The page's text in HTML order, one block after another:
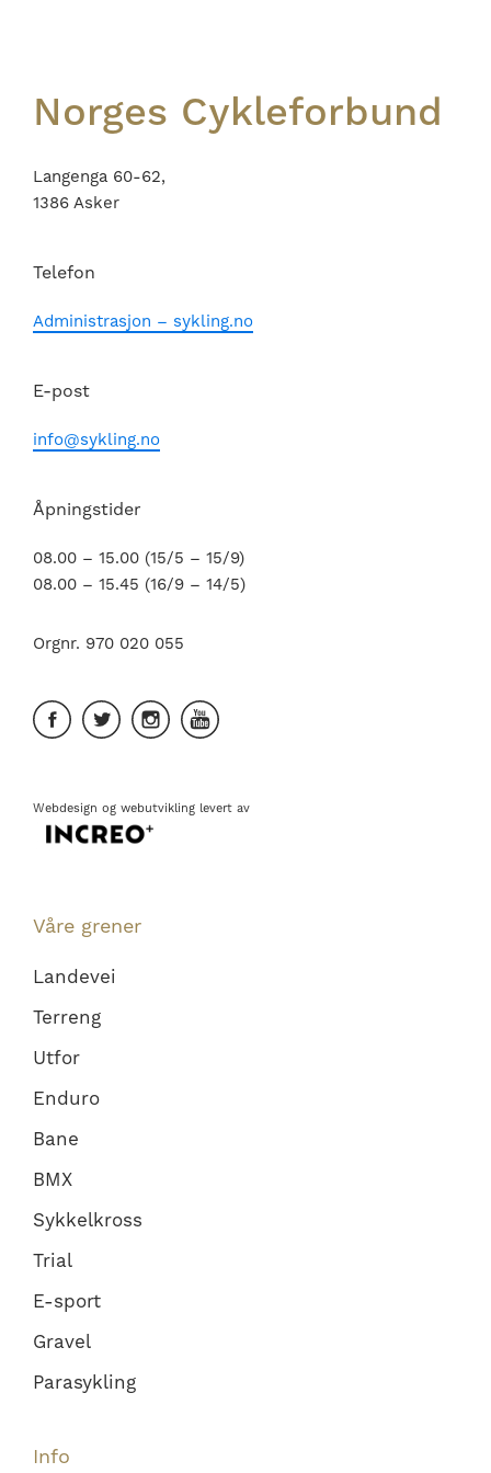
Norges Cykleforbund
Langenga 60-62,
1386 Asker
Telefon
Administrasjon – sykling.no
E-post
info@sykling.no
Åpningstider
08.00 – 15.00 (15/5 – 15/9)
08.00 – 15.45 (16/9 – 14/5)
Orgnr. 970 020 055
Webdesign og webutvikling levert av
Våre grener
Landevei
Terreng
Utfor
Enduro
Bane
BMX
Sykkelkross
Trial
E-sport
Gravel
Parasykling
Info